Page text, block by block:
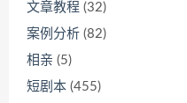
文章教程 (32)
案例分析 (82)
相亲 (5)
短剧本 (455)